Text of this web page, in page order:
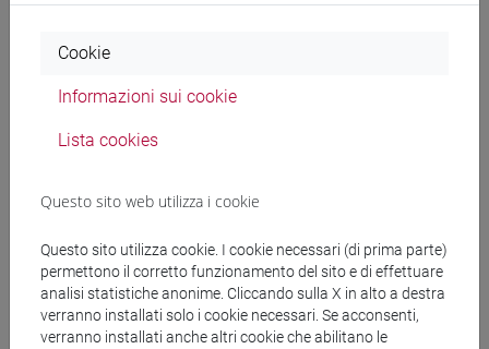
PONTANI Filippomaria
Materiali didattici
Materiali su Moodle
Cookie
Informazioni sui cookie
Lista cookies
Questo sito web utilizza i cookie
Questo sito utilizza cookie. I cookie necessari (di prima parte)
permettono il corretto funzionamento del sito e di effettuare
analisi statistiche anonime. Cliccando sulla X in alto a destra
verranno installati solo i cookie necessari. Se acconsenti,
verranno installati anche altri cookie che abilitano le